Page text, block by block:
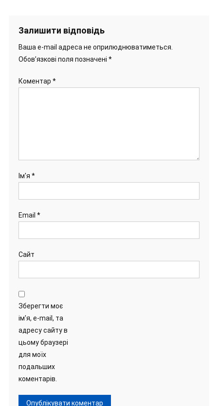
Залишити відповідь
Ваша e-mail адреса не оприлюднюватиметься.
Обов’язкові поля позначені *
Коментар *
Ім'я *
Email *
Сайт
Зберегти моє
ім'я, e-mail, та
адресу сайту в
цьому браузері
для моїх
подальших
коментарів.